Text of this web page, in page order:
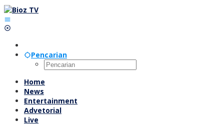
Lewati
ke
konten
Pencarian
Home
News
Entertainment
Advetorial
Live